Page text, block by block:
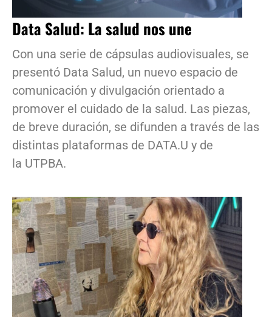
Data Salud: La salud nos une
Con una serie de cápsulas audiovisuales, se
presentó Data Salud, un nuevo espacio de
comunicación y divulgación orientado a
promover el cuidado de la salud. Las piezas,
de breve duración, se difunden a través de las
distintas plataformas de DATA.U y de
la UTPBA.